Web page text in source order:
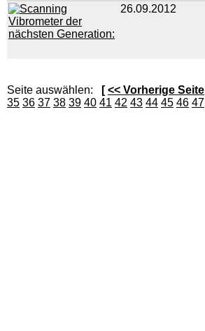
26.09.2012
Seite auswählen: [<< Vorherige Seite
35 36 37 38 39 40 41 42 43 44 45 46 47